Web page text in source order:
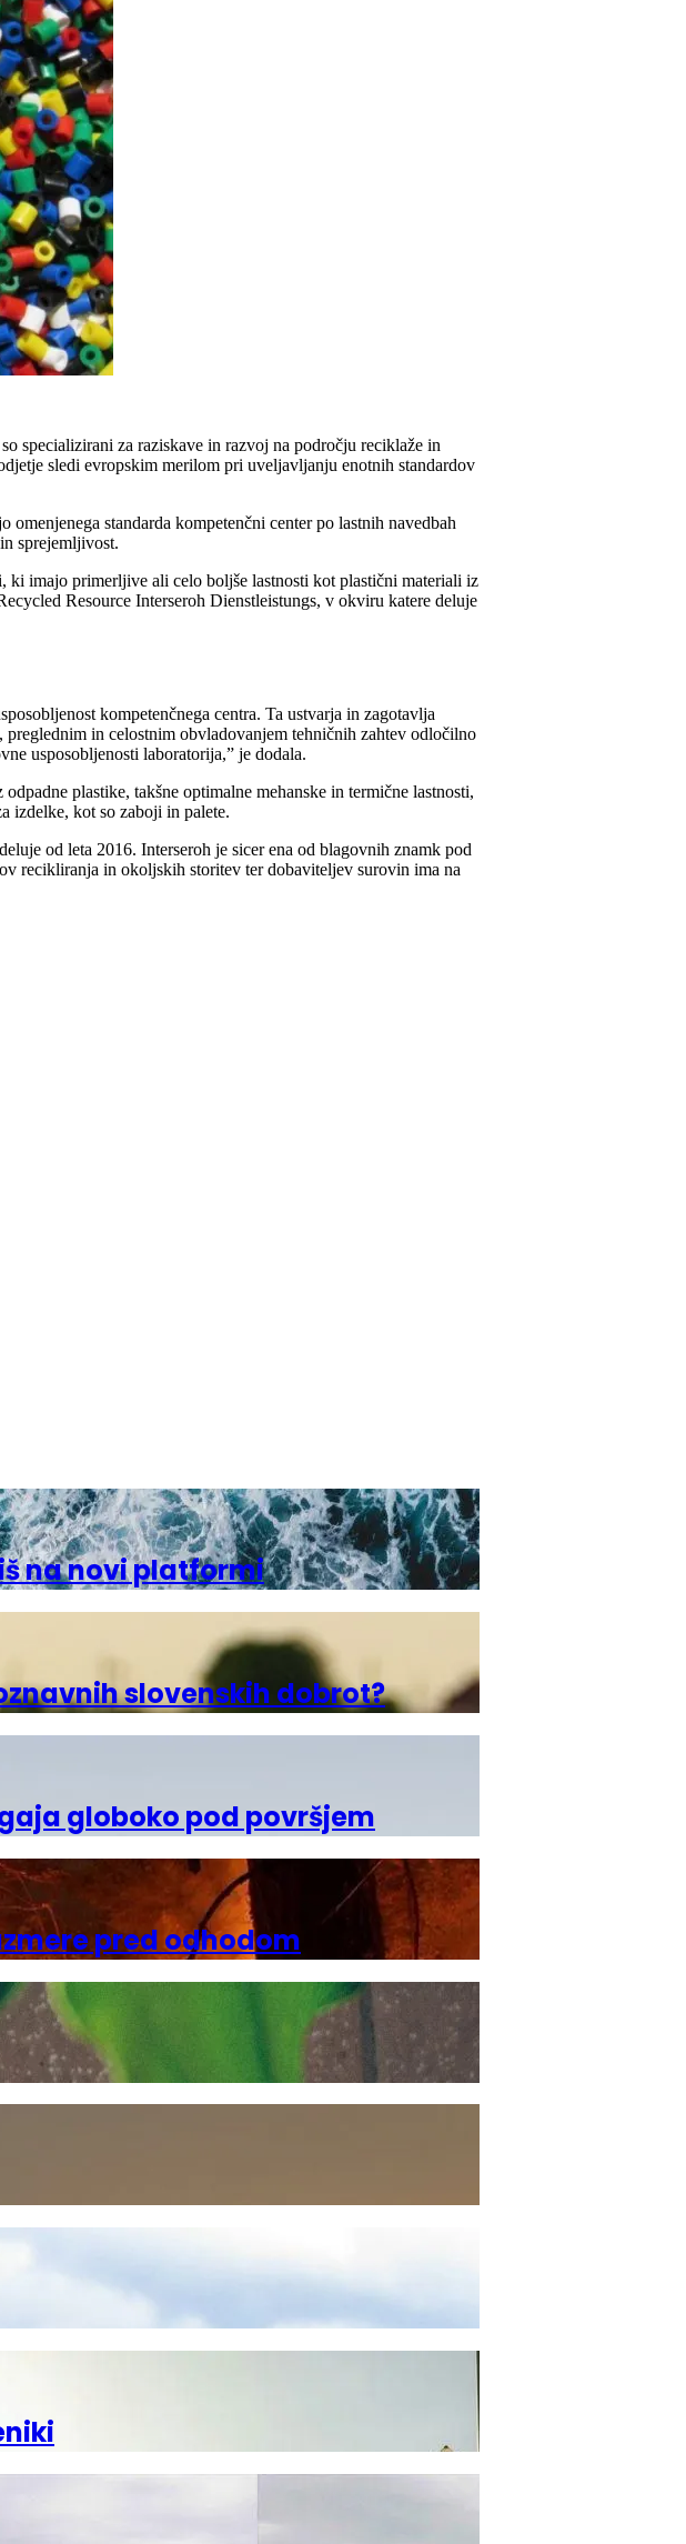
specializirani za raziskave in razvoj na področju reciklaže in
sledi evropskim merilom pri uveljavljanju enotnih standardov
standarda kompetenčni center po lastnih navedbah
sprejemljivost.
ki imajo primerljive ali celo boljše lastnosti kot plastični materiali iz
Resource Interseroh Dienstleistungs, v okviru katere deluje
kompetenčnega centra. Ta ustvarja in zagotavlja
in celostnim obvladovanjem tehničnih zahtev odločilno
usposobljenosti laboratorija,” je dodala.
plastike, takšne optimalne mehanske in termične lastnosti,
izdelke, kot so zaboji in palete.
od leta 2016. Interseroh je sicer ena od blagovnih znamk pod
in okoljskih storitev ter dobaviteljev surovin ima na
na novi platformi
slovenskih dobrot?
globoko pod površjem
pred odhodom